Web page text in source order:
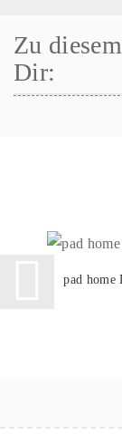
Zu
Dir:
pad home